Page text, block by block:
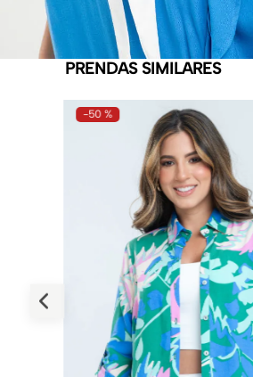
PRENDAS SIMILARES
-50 %